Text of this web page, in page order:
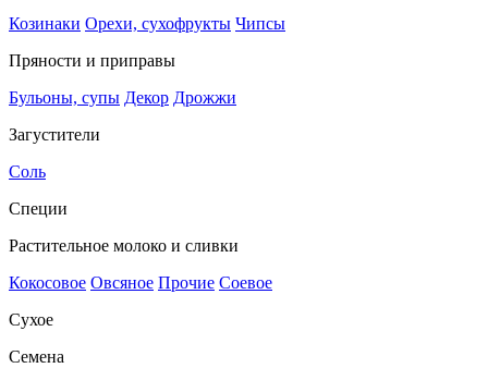
Козинаки Орехи, сухофрукты Чипсы
Пряности и приправы
Бульоны, супы Декор Дрожжи
Загустители
Соль
Специи
Растительное молоко и сливки
Кокосовое Овсяное Прочие Соевое
Сухое
Семена